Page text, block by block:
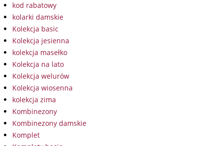
kod rabatowy
kolarki damskie
Kolekcja basic
Kolekcja jesienna
kolekcja masełko
Kolekcja na lato
Kolekcja welurów
Kolekcja wiosenna
kolekcja zima
Kombinezony
Kombinezony damskie
Komplet